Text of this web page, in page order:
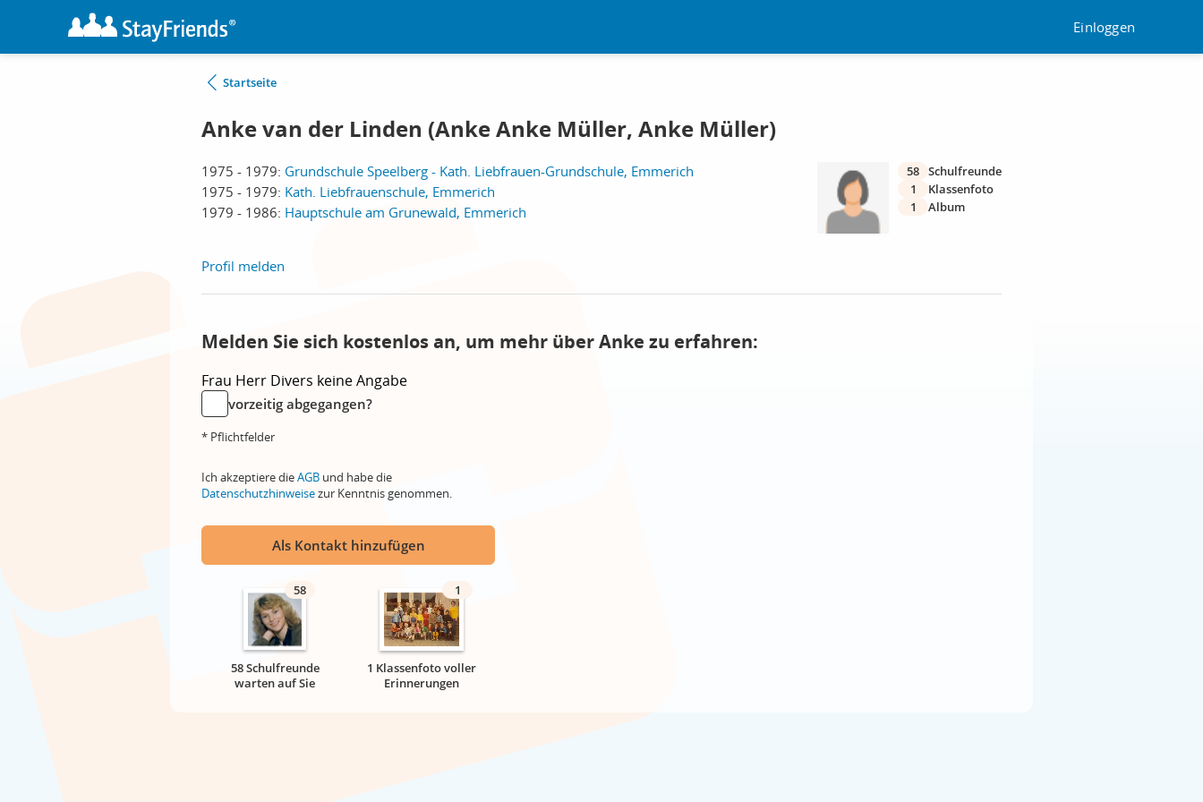
Einloggen
Startseite
Anke van der Linden (Anke Anke Müller, Anke Müller)
1975 - 1979: Grundschule Speelberg - Kath. Liebfrauen-Grundschule, Emmerich
1975 - 1979: Kath. Liebfrauenschule, Emmerich
1979 - 1986: Hauptschule am Grunewald, Emmerich
58 Schulfreunde
1
Klassenfoto
1
Album
Profil melden
Melden Sie sich kostenlos an, um mehr über Anke zu erfahren:
Frau Herr Divers keine Angabe
vorzeitig abgegangen?
* Pflichtfelder
Ich akzeptiere dieAGB und habe die
Datenschutzhinweisezur Kenntnis genommen.
Als Kontakt hinzufügen
58
58 Schulfreunde
warten auf Sie
1
1 Klassenfoto voller
Erinnerungen